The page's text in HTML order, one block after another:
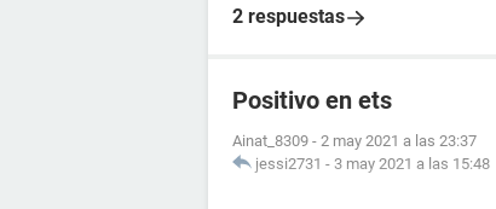
2 respuestas
Positivo en ets
Ainat_8309 - 2 may 2021 a las 23:37
jessi2731 - 3 may 2021 a las 15:48